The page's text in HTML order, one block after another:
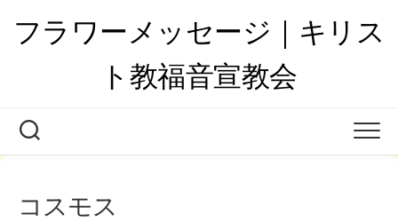
content
フラワーメッセージ｜キリス
ト教福音宣教会
コスモス